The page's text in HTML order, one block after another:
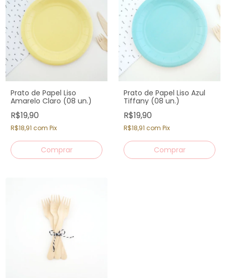
Prato de Papel Liso
Amarelo Claro (08 un.)
R$19,90
R$18,91 com Pix
Prato de Papel Liso Azul
Tiffany (08 un.)
R$19,90
R$18,91 com Pix